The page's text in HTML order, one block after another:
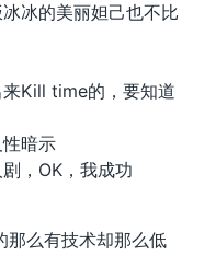
冰的美丽妲己也不比
Kill time的，要知道
暗示
，OK，我成功
那么有技术却那么低